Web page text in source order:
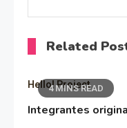
Related
4 MINS READ
Hello! Project
Integrantes